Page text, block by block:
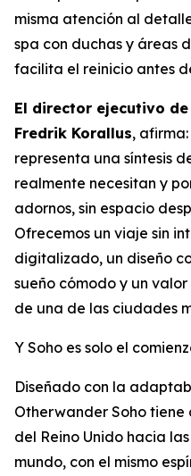
misma atención al
spa con duchas y áreas
facilita el reinicio antes
El director ejecutivo
Fredrik Korallus,
representa una síntesis
realmente necesitan y
adornos, sin espacio
Ofrecemos un viaje sin
digitalizado, un diseño
sueño cómodo y un
de una de las ciudades
Y Soho es solo el
Diseñado con la
Otherwander Soho
del Reino Unido hacia
mundo, con el mismo